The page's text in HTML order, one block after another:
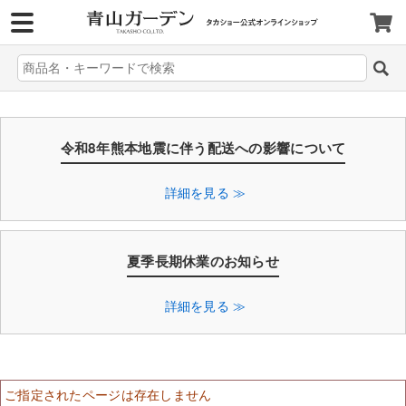
令和8年熊本地震に伴う配送への影響について
詳細を見る ≫
夏季長期休業のお知らせ
詳細を見る ≫
ご指定されたページは存在しません